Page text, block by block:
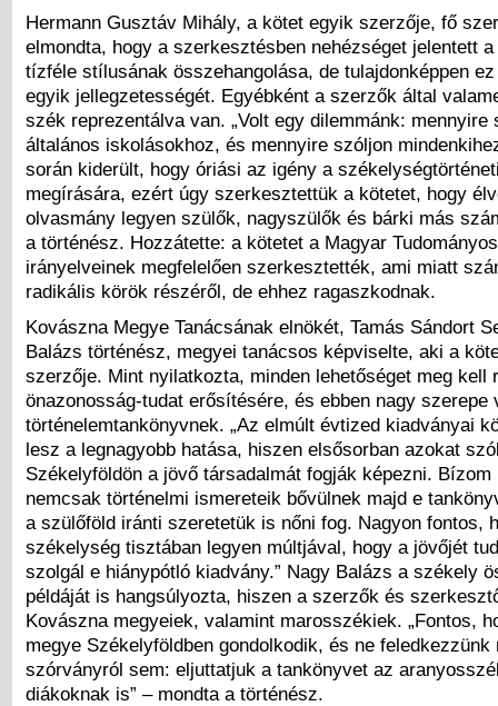
Hermann Gusztáv Mihály, a kötet egyik szerzője, fő
elmondta, hogy a szerkesztésben nehézséget jelentett
tízféle stílusának összehangolása, de tulajdonképpen
egyik jellegzetességét. Egyébként a szerzők által
szék reprezentálva van. „Volt egy dilemmánk: mennyire
általános iskolásokhoz, és mennyire szóljon
során kiderült, hogy óriási az igény a
megírására, ezért úgy szerkesztettük a kötetet, hogy
olvasmány legyen szülők, nagyszülők és bárki más
a történész. Hozzátette: a kötetet a Magyar
irányelveinek megfelelően szerkesztették, ami miatt
radikális körök részéről, de ehhez ragaszkodnak.
Kovászna Megye Tanácsának elnökét, Tamás Sándort
Balázs történész, megyei tanácsos képviselte, aki a
szerzője. Mint nyilatkozta, minden lehetőséget meg kell
önazonosság-tudat erősítésére, és ebben nagy szerepe
történelemtankönyvnek. „Az elmúlt évtized kiadványai
lesz a legnagyobb hatása, hiszen elsősorban azokat
Székelyföldön a jövő társadalmát fogják képezni. Bízom
nemcsak történelmi ismereteik bővülnek majd e
a szülőföld iránti szeretetük is nőni fog. Nagyon fontos,
székelység tisztában legyen múltjával, hogy a jövőjét
szolgál e hiánypótló kiadvány.” Nagy Balázs a székely
példáját is hangsúlyozta, hiszen a szerzők és
Kovászna megyeiek, valamint marosszékiek. „Fontos,
megye Székelyföldben gondolkodik, és ne feledkezzünk
szórványról sem: eljuttatjuk a tankönyvet az
diákoknak is” – mondta a történész.